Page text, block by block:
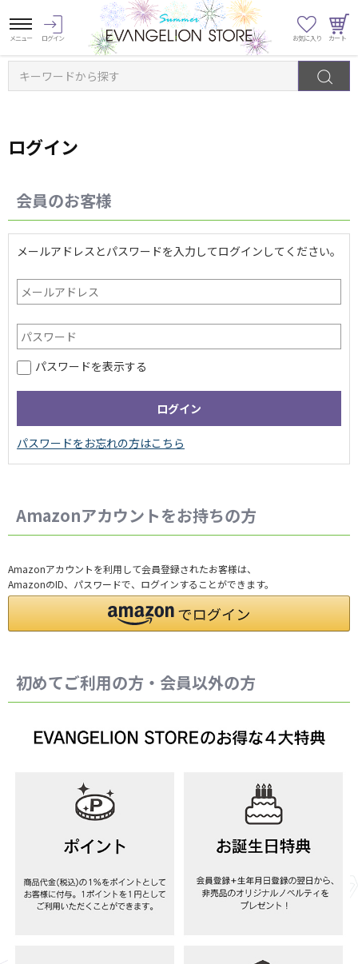
キーワードから探す
ログイン
会員のお客様
メールアドレスとパスワードを入力してログインしてください。
パスワードを表示する
Amazonアカウントをお持ちの方
Amazonアカウントを利用して会員登録されたお客様は、
AmazonのID、パスワードで、ログインすることができます。
初めてご利用の方・会員以外の方